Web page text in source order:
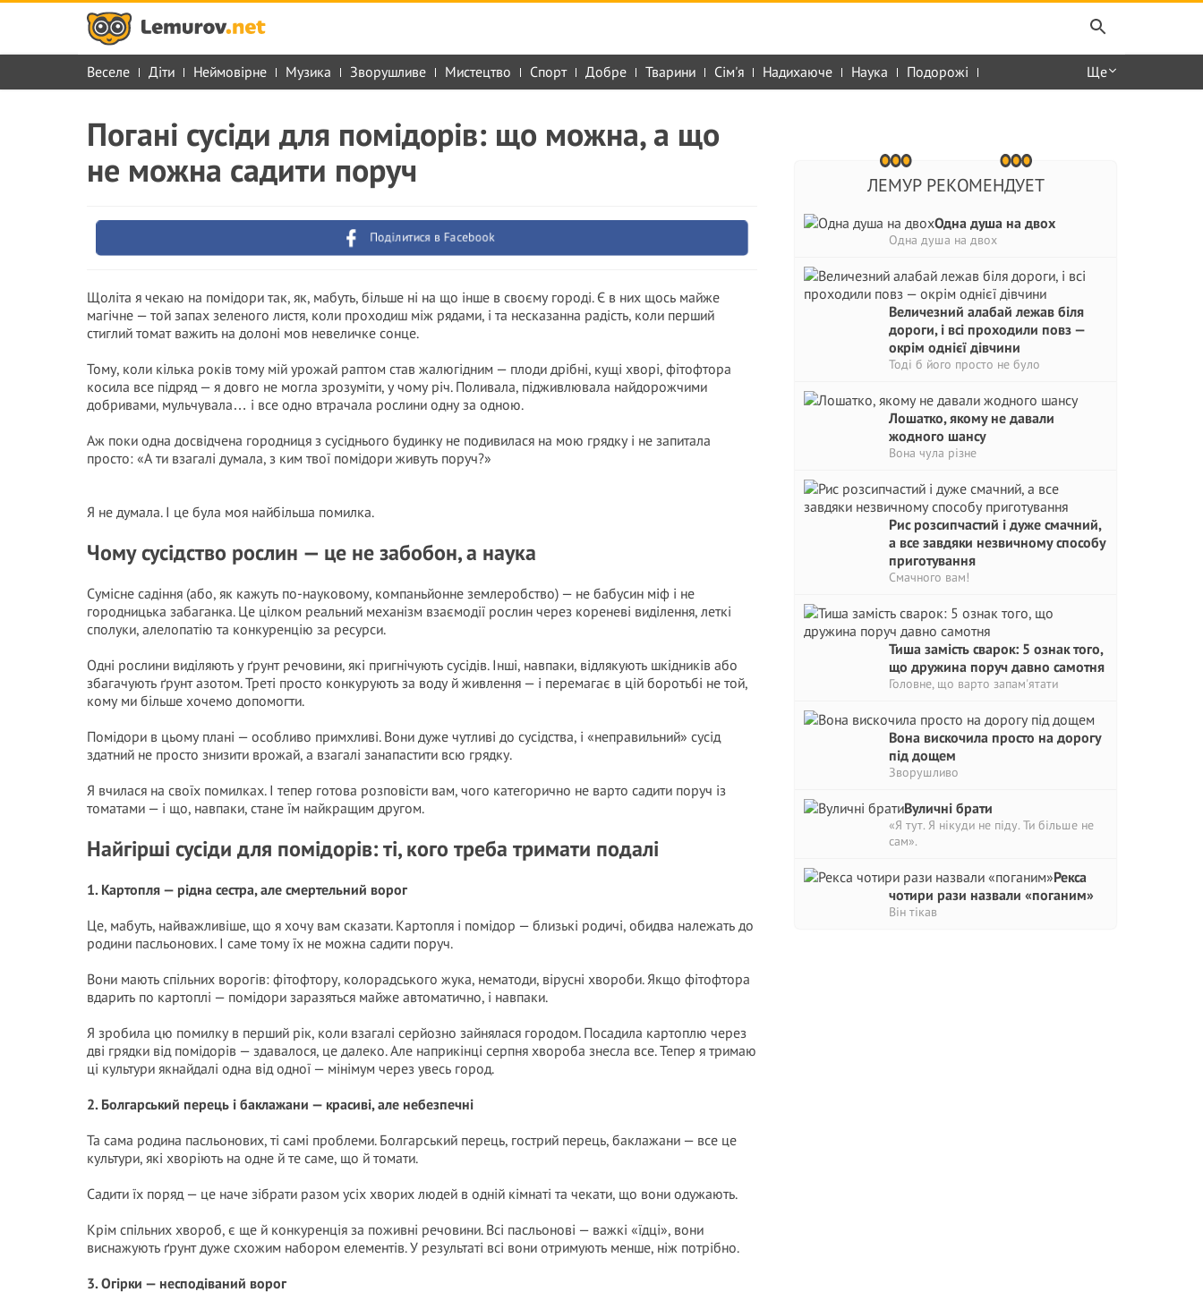
Веселе Діти Неймовірне Музика Зворушливе Мистецтво Спорт Добре Тварини Сім'я Надихаюче Наука Подорожі Ще
ЛЕМУР РЕКОМЕНДУЕТ
Одна душа на двох
Одна душа на двох
Величезний алабай лежав біля
дороги, і всі проходили повз —
окрім однієї дівчини
Тоді б його просто не було
Лошатко, якому не давали
жодного шансу
Вона чула різне
Рис розсипчастий і дуже смачний,
а все завдяки незвичному способу
приготування
Смачного вам!
Тиша замість сварок: 5 ознак того,
що дружина поруч давно самотня
Головне, що варто запам'ятати
Вона вискочила просто на дорогу
під дощем
Зворушливо
Вуличні брати
«Я тут. Я нікуди не піду. Ти більше не
сам».
Рекса
чотири рази назвали «поганим»
Він тікав
Погані сусіди для помідорів: що можна, а що
не можна садити поруч
Поділитися в Facebook
Щоліта я чекаю на помідори так, як, мабуть, більше ні на що інше в своєму городі. Є в них щось майже
магічне — той запах зеленого листя, коли проходиш між рядами, і та несказанна радість, коли перший
стиглий томат важить на долоні мов невеличке сонце.
Тому, коли кілька років тому мій урожай раптом став жалюгідним — плоди дрібні, кущі хворі, фітофтора
косила все підряд — я довго не могла зрозуміти, у чому річ. Поливала, підживлювала найдорожчими
добривами, мульчувала… і все одно втрачала рослини одну за одною.
Аж поки одна досвідчена городниця з сусіднього будинку не подивилася на мою грядку і не запитала
просто: «А ти взагалі думала, з ким твої помідори живуть поруч?»
Я не думала. І це була моя найбільша помилка.
Чому сусідство рослин — це не забобон, а наука
Сумісне садіння (або, як кажуть по-науковому, компаньйонне землеробство) — не бабусин міф і не
городницька забаганка. Це цілком реальний механізм взаємодії рослин через кореневі виділення, леткі
сполуки, алелопатію та конкуренцію за ресурси.
Одні рослини виділяють у ґрунт речовини, які пригнічують сусідів. Інші, навпаки, відлякують шкідників або
збагачують ґрунт азотом. Треті просто конкурують за воду й живлення — і перемагає в цій боротьбі не той,
кому ми більше хочемо допомогти.
Помідори в цьому плані — особливо примхливі. Вони дуже чутливі до сусідства, і «неправильний» сусід
здатний не просто знизити врожай, а взагалі занапастити всю грядку.
Я вчилася на своїх помилках. І тепер готова розповісти вам, чого категорично не варто садити поруч із
томатами — і що, навпаки, стане їм найкращим другом.
Найгірші сусіди для помідорів: ті, кого треба тримати подалі
1. Картопля — рідна сестра, але смертельний ворог
Це, мабуть, найважливіше, що я хочу вам сказати. Картопля і помідор — близькі родичі, обидва належать до
родини пасльонових. І саме тому їх не можна садити поруч.
Вони мають спільних ворогів: фітофтору, колорадського жука, нематоди, вірусні хвороби. Якщо фітофтора
вдарить по картоплі — помідори заразяться майже автоматично, і навпаки.
Я зробила цю помилку в перший рік, коли взагалі серйозно зайнялася городом. Посадила картоплю через
дві грядки від помідорів — здавалося, це далеко. Але наприкінці серпня хвороба знесла все. Тепер я тримаю
ці культури якнайдалі одна від одної — мінімум через увесь город.
2. Болгарський перець і баклажани — красиві, але небезпечні
Та сама родина пасльонових, ті самі проблеми. Болгарський перець, гострий перець, баклажани — все це
культури, які хворіють на одне й те саме, що й томати.
Садити їх поряд — це наче зібрати разом усіх хворих людей в одній кімнаті та чекати, що вони одужають.
Крім спільних хвороб, є ще й конкуренція за поживні речовини. Всі пасльонові — важкі «їдці», вони
виснажують ґрунт дуже схожим набором елементів. У результаті всі вони отримують менше, ніж потрібно.
3. Огірки — несподіваний ворог